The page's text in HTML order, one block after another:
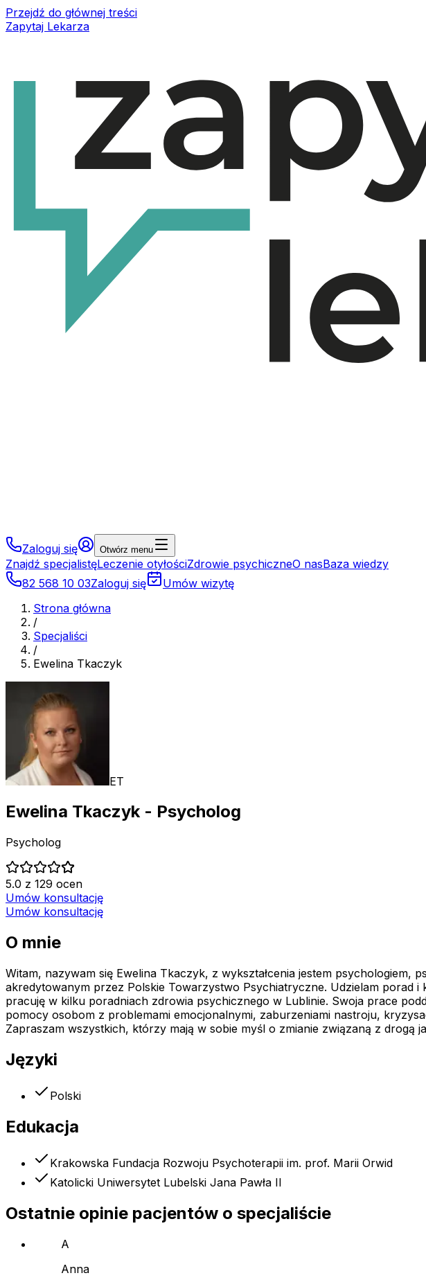
Przejdź do głównej treści
Zapytaj Lekarza
Zaloguj się Otwórz menu
Znajdź specjalistęLeczenie otyłościZdrowie psychiczneO nasBaza wiedzy
82 568 10 03Zaloguj się
Umów wizytę
Strona główna
/
Specjaliści
/
Ewelina Tkaczyk
ET
Ewelina Tkaczyk- Psycholog
Psycholog
5.0 z 129 ocen
Umów konsultację
Umów konsultację
O mnie
Witam, nazywam się Ewelina Tkaczyk, z wykształcenia jestem
akredytowanym przez Polskie Towarzystwo Psychiatryczne. Udzielam porad
pracuję w kilku poradniach zdrowia psychicznego w Lublinie. Swoja prace
pomocy osobom z problemami emocjonalnymi, zaburzeniami nastroju,
Zapraszam wszystkich, którzy mają w sobie myśl o zmianie związaną z drogą
Języki
Polski
Edukacja
Krakowska Fundacja Rozwoju Psychoterapii im. prof. Marii Orwid
Katolicki Uniwersytet Lubelski Jana Pawła II
Ostatnie opinie pacjentów o specjaliście
A
Anna